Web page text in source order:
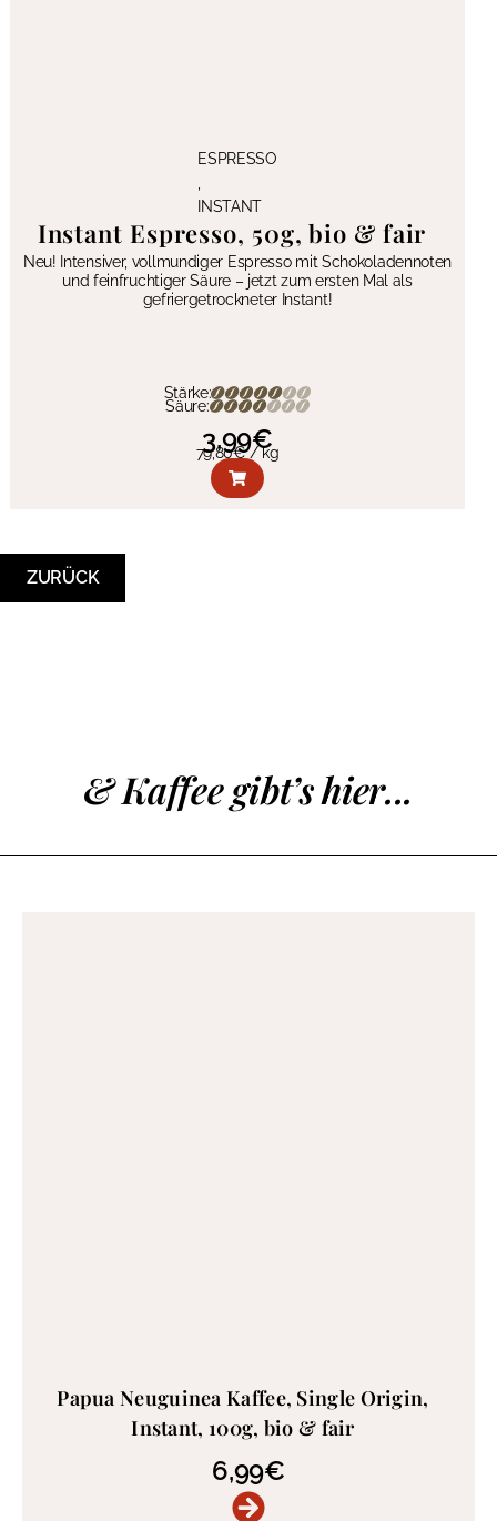
ESPRESSO
INSTANT
Instant Espresso, 50g, bio & fair
Neu! Intensiver, vollmundiger Espresso mit Schokoladennoten
und feinfruchtiger Säure – jetzt zum ersten Mal als
gefriergetrockneter Instant!
Stärke:
Säure:
3,99€
79,80€/kg
ZURÜCK
& Kaffee gibt’s hier...
Papua Neuguinea Kaffee, Single Origin,
Instant, 100g, bio & fair
6,99€